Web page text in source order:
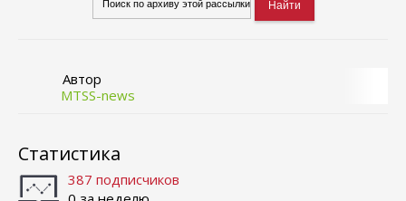
Автор
MTSS-news
Статистика
387 подписчиков